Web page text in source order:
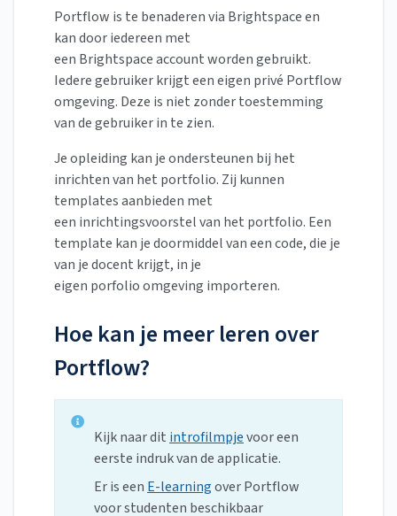
Portflow is te benaderen via Brightspace en
kan door iedereen met
een Brightspace account worden gebruikt.
Iedere gebruiker krijgt een eigen privé Portflow
omgeving. Deze is niet zonder toestemming
van de gebruiker in te zien.
Je opleiding kan je ondersteunen bij het
inrichten van het portfolio. Zij kunnen
templates aanbieden met
een inrichtingsvoorstel van het portfolio. Een
template kan je doormiddel van een code, die je
van je docent krijgt, in je
eigen porfolio omgeving importeren.
Hoe kan je meer leren over
Portflow?
Kijk naar dit introfilmpjevoor een
eerste indruk van de applicatie.
Er is een E-learningover Portflow
voor studenten beschikbaar